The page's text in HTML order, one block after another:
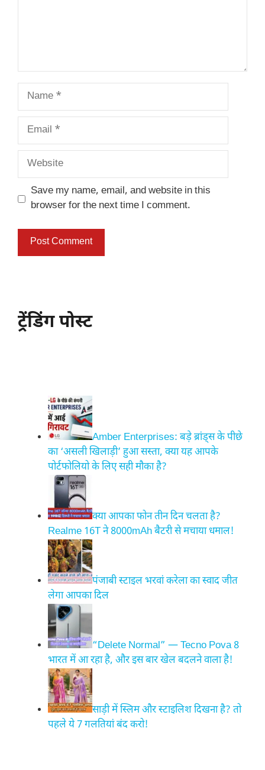
Name
Email
Website
Save my name, email, and website in this
browser for the next time I comment.
ट्रेंडिंग पोस्ट
Amber Enterprises: बड़े ब्रांड्स के पीछे
का ‘असली खिलाड़ी’ हुआ सस्ता, क्या यह आपके
पोर्टफोलियो के लिए सही मौका है?
क्या आपका फोन तीन दिन चलता है?
Realme 16T ने 8000mAh बैटरी से मचाया धमाल!
पंजाबी स्टाइल भरवां करेला का स्वाद जीत
लेगा आपका दिल
“Delete Normal” — Tecno Pova 8
भारत में आ रहा है, और इस बार खेल बदलने वाला है!
साड़ी में स्लिम और स्टाइलिश दिखना है? तो
पहले ये 7 गलतियां बंद करो!